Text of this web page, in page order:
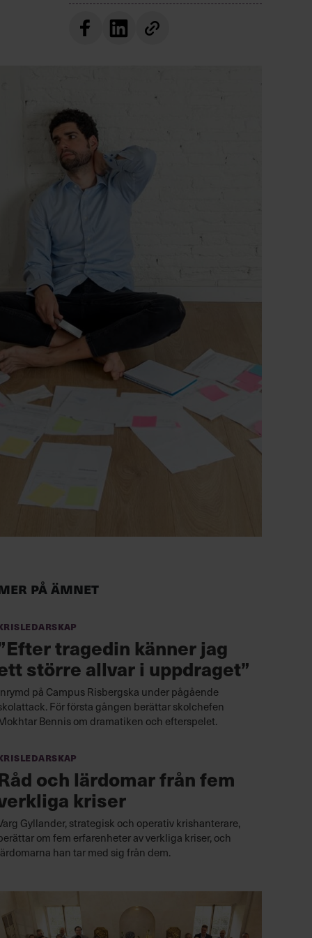
på ämnet
tragedin känner jag
större allvar i uppdraget”
på Campus Risbergska under pågående
För första gången berättar skolchefen
Bennis om dramatiken och efterspelet.
och lärdomar från fem
kriser
Gyllander, strategisk och operativ krishanterare,
om fem erfarenheter av verkliga kriser, och
han tar med sig från dem.